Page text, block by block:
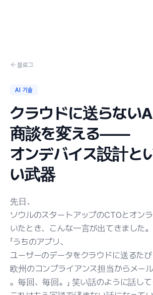
블로그
AI 기술
クラウドに送らない
商談を変える——
オンデバイス設計と
い武器
先日、
ソウルのスタートアップのCTOとオン
いたとき、こんな一言が出てきました。
「うちのアプリ、
ユーザーのデータをクラウドに送るたび
欧州のコンプライアンス担当からメー
。毎回、毎回。」 笑い話のように話して